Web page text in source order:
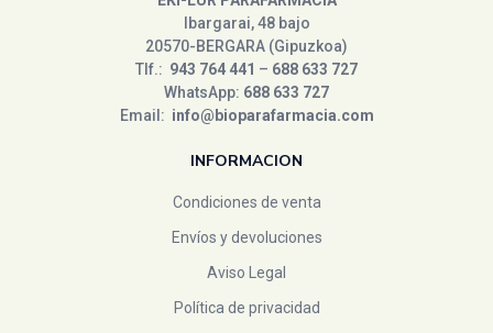
Ibargarai, 48 bajo
20570-BERGARA (Gipuzkoa)
Tlf.: 943 764 441 – 688 633 727
WhatsApp: 688 633 727
Email: info@bioparafarmacia.com
INFORMACION
Condiciones de venta
Envíos y devoluciones
Aviso Legal
Política de privacidad